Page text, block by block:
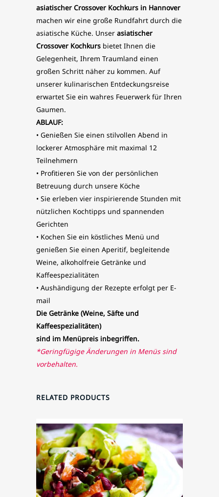
asiatischer Crossover Kochkurs in Hannover
machen wir eine große Rundfahrt durch die
asiatische Küche. Unser asiatischer
Crossover Kochkurs bietet Ihnen die
Gelegenheit, Ihrem Traumland einen
großen Schritt näher zu kommen. Auf
unserer kulinarischen Entdeckungsreise
erwartet Sie ein wahres Feuerwerk für Ihren
Gaumen.
ABLAUF:
• Genießen Sie einen stilvollen Abend in
lockerer Atmosphäre mit maximal 12
Teilnehmern
• Profitieren Sie von der persönlichen
Betreuung durch unsere Köche
• Sie erleben vier inspirierende Stunden mit
nützlichen Kochtipps und spannenden
Gerichten
• Kochen Sie ein köstliches Menü und
genießen Sie einen Aperitif, begleitende
Weine, alkoholfreie Getränke und
Kaffeespezialitäten
• Aushändigung der Rezepte erfolgt per E-
mail
Die Getränke (Weine, Säfte und
Kaffeespezialitäten)
sind im Menüpreis inbegriffen.
*Geringfügige Änderungen in Menüs sind
vorbehalten.
RELATED PRODUCTS